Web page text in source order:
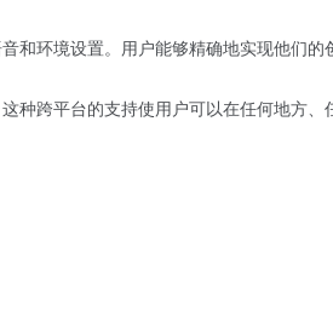
环境设置。用户能够精确地实现他们
跨平台的支持使用户可以在任何地方、